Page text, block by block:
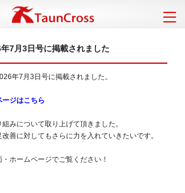
7月3日号に掲載されました
年7月3日号に掲載されました。
ジはこちら
みについて取り上げて頂きました。
善に対してもさらに力を入れていきたいです。
ホームページでご覧ください！